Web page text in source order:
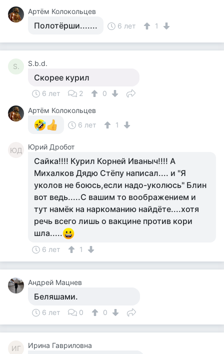
Артём Колокольцев
Полотёрши....... 6 лет 1
S. S.b.d.
Скорее курил
6 лет 2
0
Артём Колокольцев
6 лет
1
ЮД Юрий Дробот
Сайка!!!! Курил Корней Иваныч!!!! А
Михалков Дядю Стёпу написал.... и "Я
уколов не боюсь,если надо-уколюсь" Блин
вот ведь.....С вашим то воображением и
тут намёк на наркоманию найдёте....хотя
речь всего лишь о вакцине против кори
шла.....
6 лет 1
Андрей Мацнев
Беляшами.
6 лет 0 0
ИГ Ирина Гавриловна